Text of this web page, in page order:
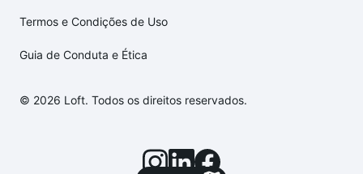
Termos e Condições de Uso
Guia de Conduta e Ética
© 2026 Loft. Todos os direitos reservados.